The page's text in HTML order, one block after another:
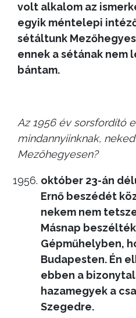
volt alkalom az
egyik méntelepi
sétáltunk
ennek a sétának nem
bántam.
Az 1956 év sorsfordító
mindannyiinknak,
Mezőhegyesen?
október 23-án
Ernő beszédét
nekem nem
Másnap
Gépműhelyben,
Budapesten. Én
ebben a
hazamegyek a
Szegedre.